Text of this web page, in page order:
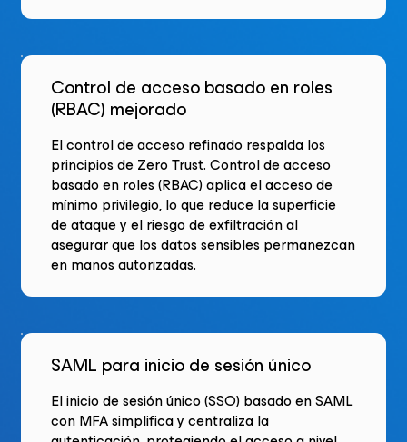
Control de acceso basado en roles
(RBAC) mejorado
El control de acceso refinado respalda los
principios de Zero Trust. Control de acceso
basado en roles (RBAC) aplica el acceso de
mínimo privilegio, lo que reduce la superficie
de ataque y el riesgo de exfiltración al
asegurar que los datos sensibles permanezcan
en manos autorizadas.
SAML para inicio de sesión único
El inicio de sesión único (SSO) basado en SAML
con MFA simplifica y centraliza la